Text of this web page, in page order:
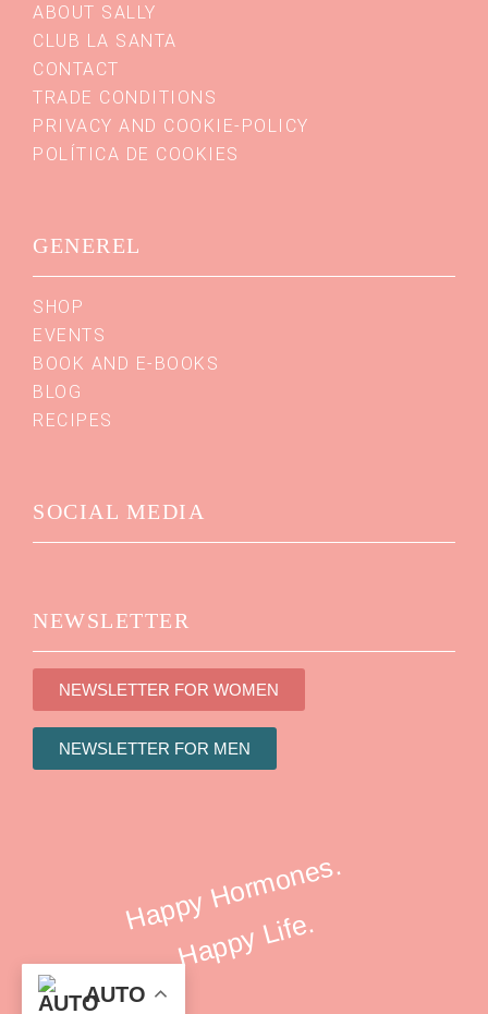
ABOUT SALLY
CLUB LA SANTA
CONTACT
TRADE CONDITIONS
PRIVACY AND COOKIE-POLICY
POLÍTICA DE COOKIES
GENEREL
SHOP
EVENTS
BOOK AND E-BOOKS
BLOG
RECIPES
SOCIAL MEDIA
NEWSLETTER
NEWSLETTER FOR WOMEN
NEWSLETTER FOR MEN
Happy Hormones.
Happy Life.
AUTO